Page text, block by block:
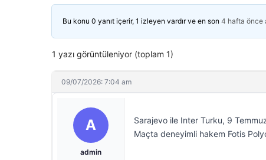
Bu konu 0 yanıt içerir, 1 izleyen vardır ve en son 4 hafta önce
1 yazı görüntüleniyor (toplam 1)
09/07/2026: 7:04 am
A
admin
Sarajevo ile Inter Turku, 9
Maçta deneyimli hakem Fotis